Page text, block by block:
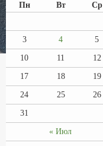
Пн
Вт Ср
« Июл
3 4 5
10 11 12
17 18 19
24 25 26
31